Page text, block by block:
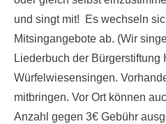
und singt mit! Es wechseln
Mitsingangebote ab. (Wir
Liederbuch der Bürgerstiftung
Würfelwiesensingen.
mitbringen. Vor Ort können
Anzahl gegen 3€ Gebühr